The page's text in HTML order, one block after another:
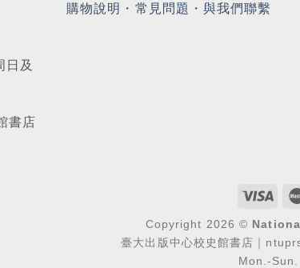
日及
書店
購物說明 ・ 常見問題 ・與我們聯繫
Copyright 2026 ©
臺大出版中心校史館書店｜
Mon.-